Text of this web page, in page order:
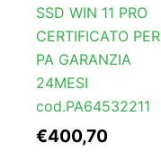
SSD WIN 11 PRO
CERTIFICATO PER
PA GARANZIA
24MESI
cod.PA64532211
€400,70